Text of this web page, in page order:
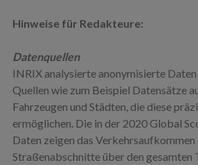
Hinweise für Redakteure:
Datenquellen
INRIX analysierte anonymisierte
Quellen wie zum Beispiel Datensätze
Fahrzeugen und Städten, die diese
ermöglichen. Die in der 2020 Global
Daten zeigen das
Straßenabschnitte über den gesamten